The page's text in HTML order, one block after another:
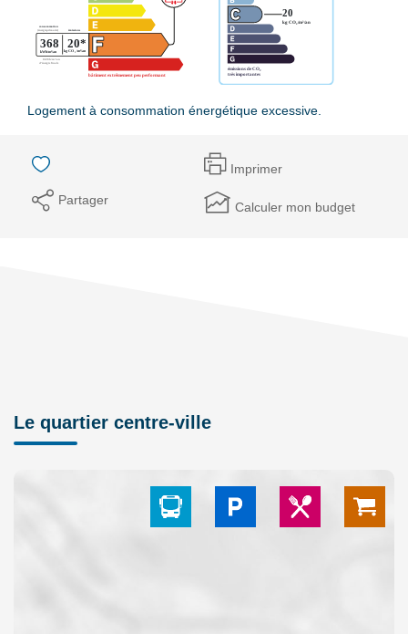
Logement à consommation énergétique excessive.
Imprimer
Partager Calculer mon budget
Le quartier centre-ville